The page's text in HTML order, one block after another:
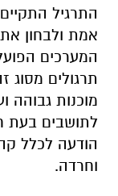
התרגיל
אמת ולבחון
המערכים
תרגולים
מוכנות גבוהה
לתושבים בעת
הודעה לכלל
וחרדה.